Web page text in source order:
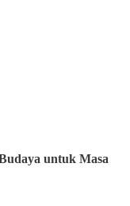
untuk Masa